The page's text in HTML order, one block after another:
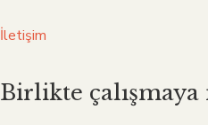
İletişim
Birlikte çalışmaya